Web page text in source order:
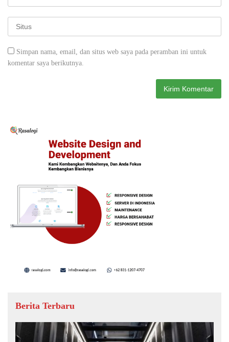
Simpan nama, email, dan situs web saya pada peramban ini untuk
komentar saya berikutnya.
Berita Terbaru